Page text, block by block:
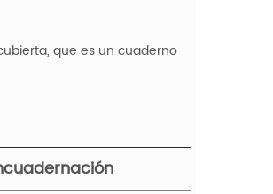
que es un cuaderno